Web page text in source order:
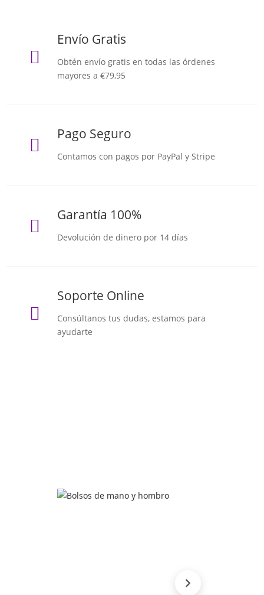

Envío Gratis
Obtén envío gratis en todas las órdenes
mayores a €79,95

Pago Seguro
Contamos con pagos por PayPal y Stripe

Garantía 100%
Devolución de dinero por 14 días

Soporte Online
Consúltanos tus dudas, estamos para
ayudarte